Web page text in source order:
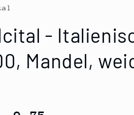
-
Mandel,